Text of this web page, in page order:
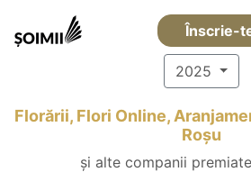
Înscrie-
2025
Florării, Flori Online,
Roşu
și alte companii